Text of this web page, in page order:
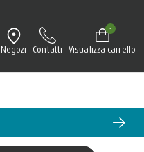
Negozi Contatti Visualizza carrello
-